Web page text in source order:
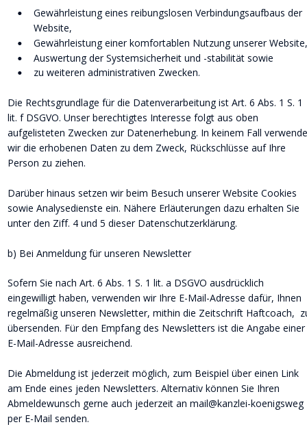
•
Gewährleistung eines reibungslosen Verbindungsaufbaus der
Website,
• Gewährleistung einer komfortablen Nutzung unserer Website,
• Auswertung der Systemsicherheit und -stabilität sowie
• zu weiteren administrativen Zwecken.
Die Rechtsgrundlage für die Datenverarbeitung ist Art. 6 Abs. 1 S. 1
lit. f DSGVO. Unser berechtigtes Interesse folgt aus oben
aufgelisteten Zwecken zur Datenerhebung. In keinem Fall
wir die erhobenen Daten zu dem Zweck, Rückschlüsse auf Ihre
Person zu ziehen.
Darüber hinaus setzen wir beim Besuch unserer Website Cookies
sowie Analysedienste ein. Nähere Erläuterungen dazu erhalten Sie
unter den Ziff. 4 und 5 dieser Datenschutzerklärung.
b) Bei Anmeldung für unseren Newsletter
Sofern Sie nach Art. 6 Abs. 1 S. 1 lit. a DSGVO ausdrücklich
eingewilligt haben, verwenden wir Ihre E-Mail-Adresse dafür, Ihnen
regelmäßig unseren Newsletter, mithin die Zeitschrift Haftcoach,
übersenden. Für den Empfang des Newsletters ist die Angabe einer
E-Mail-Adresse ausreichend.
Die Abmeldung ist jederzeit möglich, zum Beispiel über einen Link
am Ende eines jeden Newsletters. Alternativ können Sie Ihren
Abmeldewunsch gerne auch jederzeit an mail@kanzlei-
per E-Mail senden.